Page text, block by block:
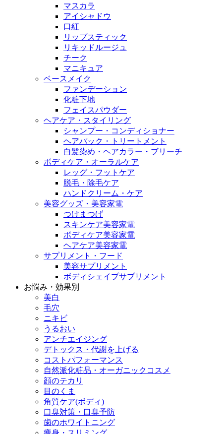
マスカラ
アイシャドウ
口紅
リップスティック
リキッドルージュ
チーク
マニキュア
ベースメイク
ファンデーション
化粧下地
フェイスパウダー
ヘアケア・スタイリング
シャンプー・コンディショナー
ヘアパック・トリートメント
白髪染め・ヘアカラー・ブリーチ
ボディケア・オーラルケア
レッグ・フットケア
脱毛・除毛ケア
ハンドクリーム・ケア
美容グッズ・美容家電
つけまつげ
スキンケア美容家電
ボディケア美容家電
ヘアケア美容家電
サプリメント・フード
美容サプリメント
ボディシェイプサプリメント
お悩み・効果別
美白
毛穴
ニキビ
うるおい
アンチエイジング
デトックス・代謝を上げる
コストパフォーマンス
自然派化粧品・オーガニックコスメ
顔のテカリ
目のくま
角質ケア(ボディ)
口臭対策・口臭予防
歯のホワイトニング